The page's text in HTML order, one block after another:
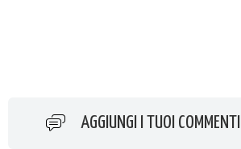
AGGIUNGI I TUOI COMMENTI